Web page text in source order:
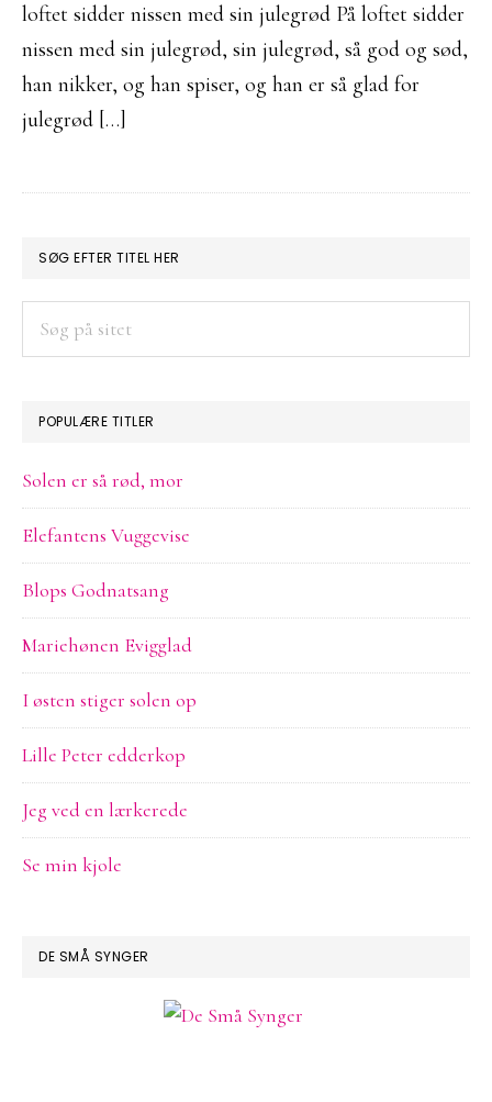
loftet sidder nissen med sin julegrød På loftet sidder
nissen med sin julegrød, sin julegrød, så god og sød,
han nikker, og han spiser, og han er så glad for
julegrød […]
PRIMÆR
SIDEBAR
SØG EFTER TITEL HER
POPULÆRE TITLER
Solen er så rød, mor
Elefantens Vuggevise
Blops Godnatsang
Mariehønen Evigglad
I østen stiger solen op
Lille Peter edderkop
Jeg ved en lærkerede
Se min kjole
DE SMÅ SYNGER